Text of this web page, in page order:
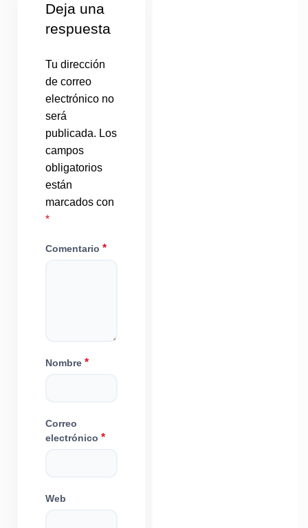
Deja una
respuesta
Tu dirección
de correo
electrónico no
será
publicada. Los
campos
obligatorios
están
marcados con
*
Comentario *
Nombre *
Correo
electrónico *
Web